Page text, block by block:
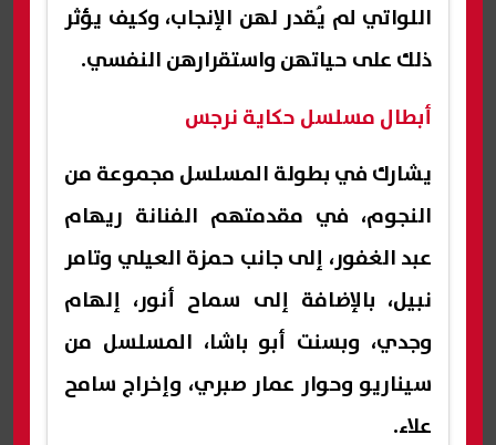
اللواتي لم يُقدر لهن الإنجاب، وكيف يؤثر
ذلك على حياتهن واستقرارهن النفسي.
أبطال مسلسل حكاية نرجس
يشارك في بطولة المسلسل مجموعة من
النجوم، في مقدمتهم الفنانة ريهام
عبد الغفور، إلى جانب حمزة العيلي وتامر
نبيل، بالإضافة إلى سماح أنور، إلهام
وجدي، وبسنت أبو باشا، المسلسل من
سيناريو وحوار عمار صبري، وإخراج سامح
علاء.